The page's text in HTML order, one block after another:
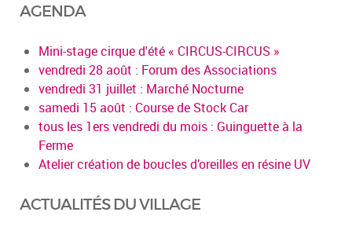
AGENDA
Mini-stage cirque d'été « CIRCUS-CIRCUS »
vendredi 28 août : Forum des Associations
vendredi 31 juillet : Marché Nocturne
samedi 15 août : Course de Stock Car
tous les 1ers vendredi du mois : Guinguette à la
Ferme
Atelier création de boucles d’oreilles en résine UV
ACTUALITÉS DU VILLAGE